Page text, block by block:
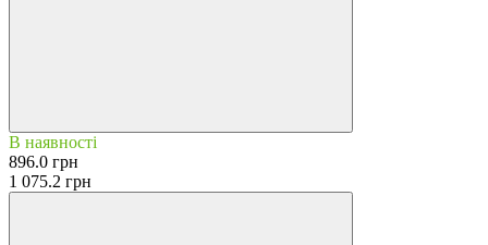
В наявності
896.0 грн
1 075.2 грн